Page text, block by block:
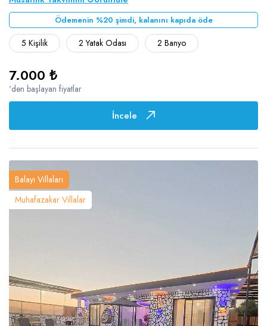
Ödemenin %20 şimdi, kalanını kapıda öde
5 Kişilik 2 Yatak Odası 2 Banyo
7.000 ₺
'den başlayan fiyatlar
İncele
Balayı Villaları
Muhafazakar Villalar